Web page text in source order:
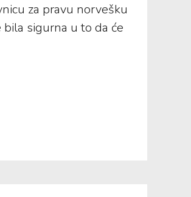
za pravu norvešku
bila sigurna u to da će